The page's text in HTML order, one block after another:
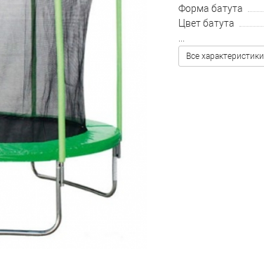
Форма батута
Цвет батута
Все характеристики